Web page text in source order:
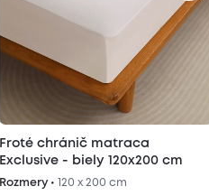
Froté chránič matraca
Exclusive - biely 120x200 cm
Rozmery • 120 x 200 cm